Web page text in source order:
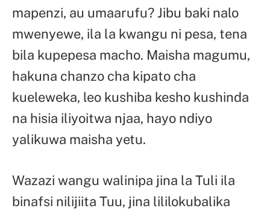
mapenzi, au umaarufu? Jibu baki nalo
mwenyewe, ila la kwangu ni pesa, tena
bila kupepesa macho. Maisha magumu,
hakuna chanzo cha kipato cha
kueleweka, leo kushiba kesho kushinda
na hisia iliyoitwa njaa, hayo ndiyo
yalikuwa maisha yetu.
Wazazi wangu walinipa jina la Tuli ila
binafsi nilijiita Tuu, jina lililokubalika